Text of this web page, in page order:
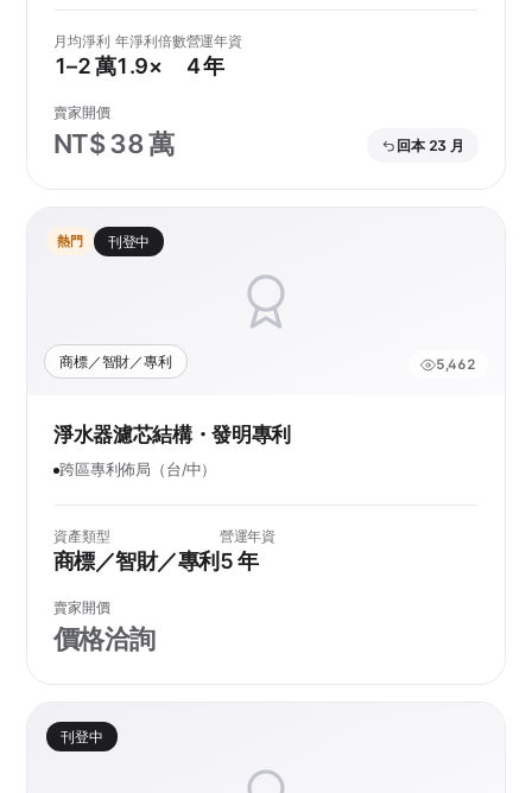
月均淨利
1–2 萬
年淨利倍數
1.9×
營運年資
4 年
賣家開價
NT$ 38 萬 回本 23 月
熱門 刊登中
商標／智財／專利 5,462
淨水器濾芯結構・發明專利
跨區專利佈局（台/中）
資產類型
商標／智財／專利
營運年資
5 年
賣家開價
價格洽詢
刊登中